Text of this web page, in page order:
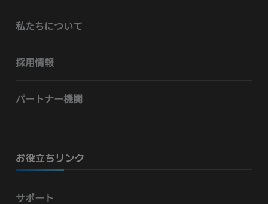
私たちについて
採用情報
パートナー機関
お役立ちリンク
サポート